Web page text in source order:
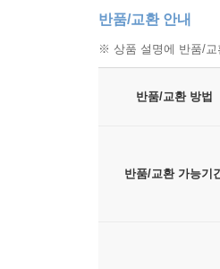
반품/교환 안내
※ 상품 설명에 반품/교
반품/교환 방법
반품/교환 가능기